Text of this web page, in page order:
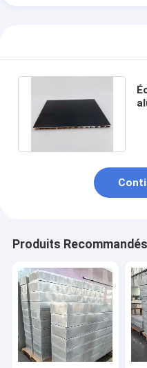
Produits Recommandés